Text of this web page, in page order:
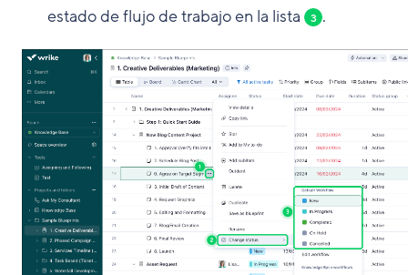
estado de flujo de trabajo en la lista
3 .